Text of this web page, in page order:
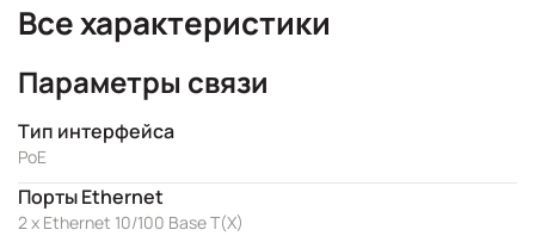
Все характеристики
Параметры связи
Тип интерфейса
PoE
Порты Ethernet
2 x Ethernet 10/100 Base T(X)